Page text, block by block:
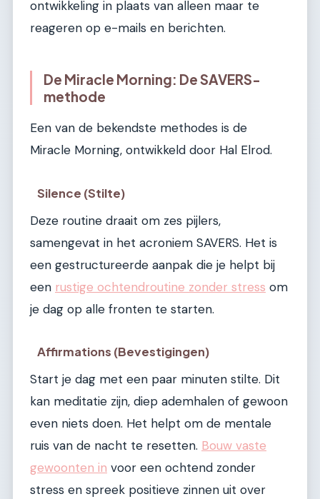
ontwikkeling in plaats van alleen maar te
reageren op e-mails en berichten.
De Miracle Morning: De SAVERS-
methode
Een van de bekendste methodes is de
Miracle Morning, ontwikkeld door Hal Elrod.
Silence (Stilte)
Deze routine draait om zes pijlers,
samengevat in het acroniem SAVERS. Het is
een gestructureerde aanpak die je helpt bij
een rustige ochtendroutine zonder stress om
je dag op alle fronten te starten.
Affirmations (Bevestigingen)
Start je dag met een paar minuten stilte. Dit
kan meditatie zijn, diep ademhalen of gewoon
even niets doen. Het helpt om de mentale
ruis van de nacht te resetten. Bouw vaste
gewoonten in voor een ochtend zonder
stress en spreek positieve zinnen uit over